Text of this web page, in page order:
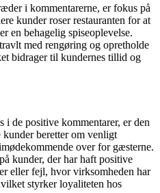
i kommentarerne, er fokus på
kunder roser restauranten for at
en behagelig spiseoplevelse.
med rengøring og opretholde
bidrager til kundernes tillid og
de positive kommentarer, er den
beretter om venligt
over for gæsterne.
kunder, der har haft positive
eller fejl, hvor virksomheden har
styrker loyaliteten hos